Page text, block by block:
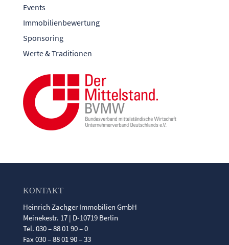
Events
Immobilienbewertung
Sponsoring
Werte & Traditionen
KONTAKT
Heinrich Zachger Immobilien GmbH
Meinekestr. 17 | D-10719 Berlin
Tel. 030 – 88 01 90 – 0
Fax 030 – 88 01 90 – 33